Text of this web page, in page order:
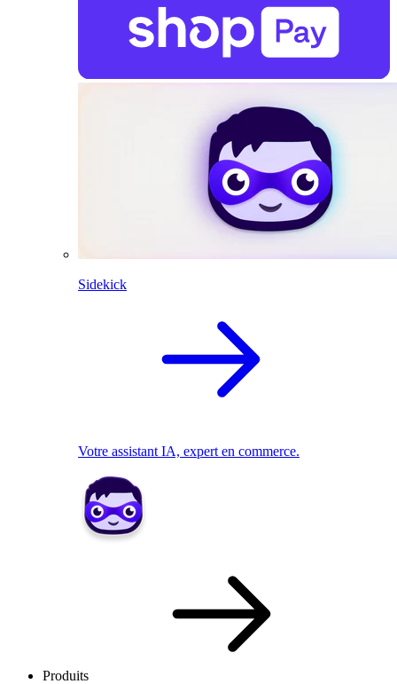
Sidekick
Votre assistant IA, expert en commerce.
Produits